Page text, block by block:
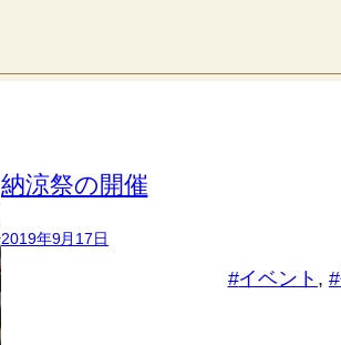
納涼祭の開催
2019年9月17日
イベント ,